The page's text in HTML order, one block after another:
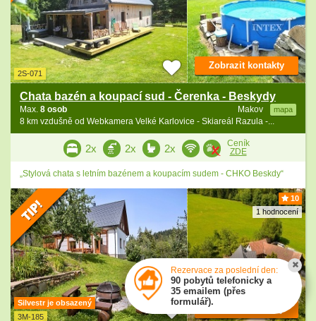
2S-071
Chata bazén a koupací sud - Čerenka - Beskydy
Makov mapa
Max. 8 osob
8 km vzdušně od Webkamera Velké Karlovice - Skiareál Razula -...
Zobrazit kontakty
2x 2x 2x
Ceník
ZDE
„Stylová chata s letním bazénem a koupacím sudem - CHKO Beskdy“
10
1 hodnocení
Silvestr je obsazený
3M-185
Zobrazit kontakty
Rezervace za poslední den:
90 pobytů telefonicky a
35 emailem (přes
formulář).